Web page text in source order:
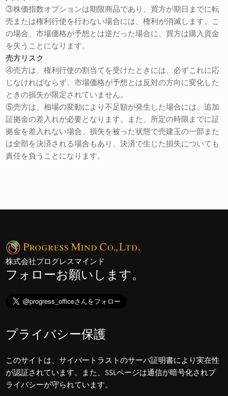
③株価指数オプションは期限商品であり、買方が期日までに転
売または権利行使を行わない場合には、権利が消滅します。こ
の場合、市場価格が予想とは逆だった場合に、買方は購入資金
を失うことになります。
売方リスク
④売方は、権利行使の割当てを受けたときには、必ずこれに応
じなければならず、市場価格が予想とは反対の方向に変化した
ときの損失が限定されていません。
⑤売方は、相場の変動により不足額が発生した場合には、追加
証拠金の差入れが必要となります。また、所定の時限までに証
拠金を差入れない場合、損失を被った状態で売建玉の一部また
は全部を決済される場合もあり、決済で生じた損失についても
責任を負うことになります。
株式会社プログレスマインド
フォローお願いします。
プライバシー保護
このサイトは、サイバートラストのサーバ証明書により実在性
が認証されています。また、SSLページは通信が暗号化されプ
ライバシーが守られています。